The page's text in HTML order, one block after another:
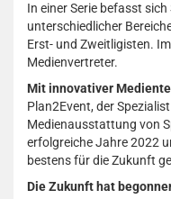
In einer Serie befasst
unterschiedlicher
Erst- und Zweitligisten.
Medienvertreter.
Mit innovativer
Plan2Event, der
Medienausstattung von
erfolgreiche Jahre 2022
bestens für die Zukunft
Die Zukunft hat